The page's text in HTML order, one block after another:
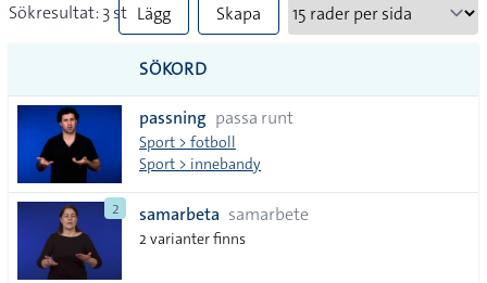
Sökresultat: 3 st Lägg
till
alla i
lista
Skapa
SÖKORD
passning passa runt
Sport > fotboll
Sport > innebandy
2 samarbeta samarbete
2 varianter finns